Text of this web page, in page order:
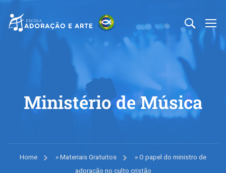
Ministério de Música
Home »Materiais Gratuitos »O papel do ministro de
adoração no culto cristão